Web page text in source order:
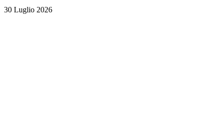
30 Luglio 2026